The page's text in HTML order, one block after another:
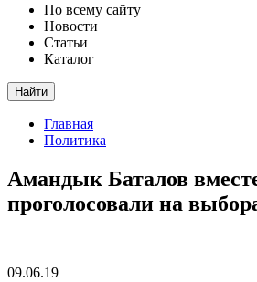
По всему сайту
Новости
Статьи
Каталог
Найти
Главная
Политика
Амандык Баталов
проголосовали на
09.06.19